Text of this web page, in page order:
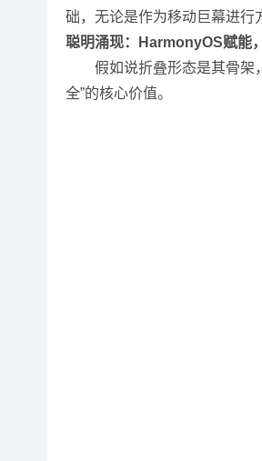
础，无论是作为移动巨幕进行
聪明涌现：HarmonyOS赋能
假如说折叠形态是其骨架，
全”的核心价值。